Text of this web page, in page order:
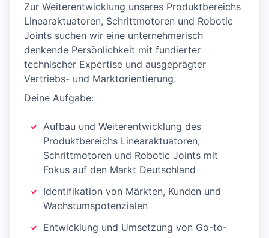
Zur Weiterentwicklung unseres Produktbereichs
Linearaktuatoren, Schrittmotoren und Robotic
Joints suchen wir eine unternehmerisch
denkende Persönlichkeit mit fundierter
technischer Expertise und ausgeprägter
Vertriebs- und Marktorientierung.
Deine Aufgabe:
Aufbau und Weiterentwicklung des
Produktbereichs Linearaktuatoren,
Schrittmotoren und Robotic Joints mit
Fokus auf den Markt Deutschland
Identifikation von Märkten, Kunden und
Wachstumspotenzialen
Entwicklung und Umsetzung von Go-to-